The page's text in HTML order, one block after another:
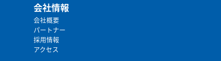
会社情報
会社概要
パートナー
採用情報
アクセス